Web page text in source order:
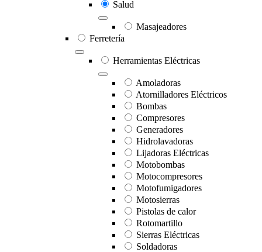
Salud
Masajeadores
Ferretería
Herramientas Eléctricas
Amoladoras
Atornilladores Eléctricos
Bombas
Compresores
Generadores
Hidrolavadoras
Lijadoras Eléctricas
Motobombas
Motocompresores
Motofumigadores
Motosierras
Pistolas de calor
Rotomartillo
Sierras Eléctricas
Soldadoras